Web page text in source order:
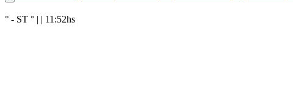
° - ST ° | | 11:52hs